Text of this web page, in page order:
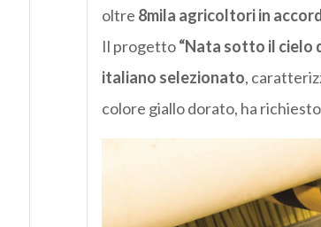
oltre 8mila agricoltori in
Il progetto“Nata sotto il cielo
italiano selezionato,
colore giallo dorato, ha